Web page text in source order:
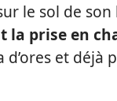
le sol de
prise en
et déjà